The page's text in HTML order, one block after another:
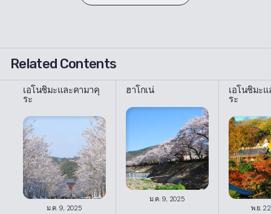
Related Contents
เอโนชิมะและคามาคุ
ระ
ม.ค. 9, 2025
ฮาโกเน่
ม.ค. 9, 2025
เอโนชิมะ
ระ
พ.ย.